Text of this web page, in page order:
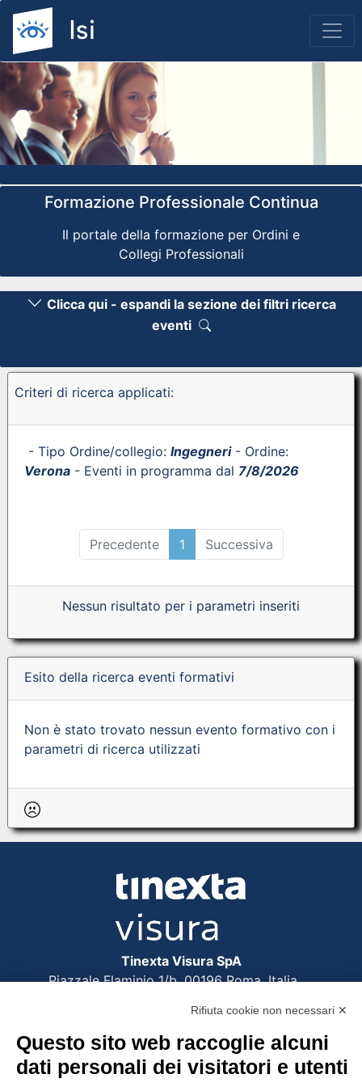
Previous
Formazione Professionale Continua
Il portale della formazione per Ordini e
Collegi Professionali
Clicca qui - espandi la sezione dei filtri ricerca
eventi
Criteri di ricerca applicati:
- Tipo Ordine/collegio: Ingegneri- Ordine:
Verona - Eventi in programma dal 7/8/2026
Precedente 1 Successiva
Nessun risultato per i parametri inseriti
Esito della ricerca eventi formativi
Non è stato trovato nessun evento formativo con i
parametri di ricerca utilizzati
Tinexta Visura SpA
Piazzale Flaminio 1/b, 00196 Roma, Italia
Società soggetta alla direzione e coordinamento
di Tinexta SpA
P.IVA 05338771008 REA n. 877679
Rifiuta cookie non necessari ✕
Questo sito web raccoglie alcuni
dati personali dei visitatori e utenti